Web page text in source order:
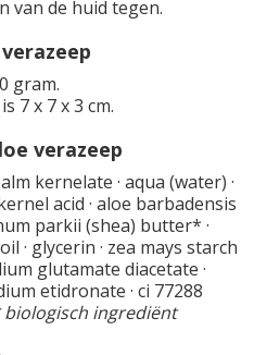
van de huid tegen.
gram.
7 x 7 x 3 cm.
verazeep
kernelate · aqua (water) ·
acid · aloe barbadensis
parkii (shea) butter* ·
· glycerin · zea mays starch
glutamate diacetate ·
etidronate · ci 77288
biologisch ingrediënt